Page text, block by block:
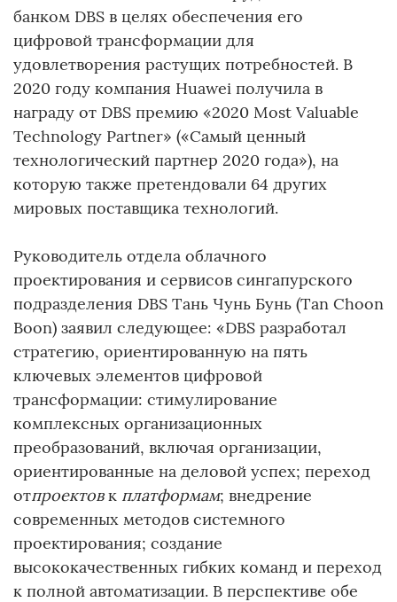
банком DBS в целях обеспечения его
цифровой трансформации для
удовлетворения растущих потребностей. В
2020 году компания Huawei получила в
награду от DBS премию «2020 Most Valuable
Technology Partner» («Самый ценный
технологический партнер 2020 года»), на
которую также претендовали 64 других
мировых поставщика технологий.
Руководитель отдела облачного
проектирования и сервисов сингапурского
подразделения DBS Тань Чунь Бунь (Tan Choon
Boon) заявил следующее: «DBS разработал
стратегию, ориентированную на пять
ключевых элементов цифровой
трансформации: стимулирование
комплексных организационных
преобразований, включая организации,
ориентированные на деловой успех; переход
отпроектовк платформам; внедрение
современных методов системного
проектирования; создание
высококачественных гибких команд и переход
к полной автоматизации. В перспективе обе